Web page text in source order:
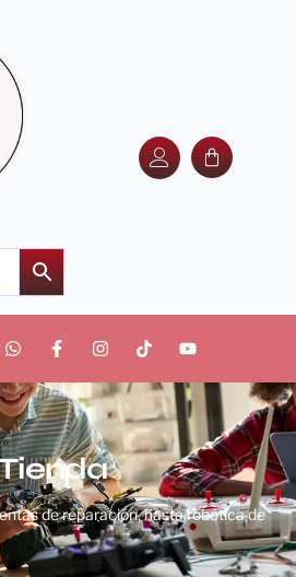
de reparación, hasta robótica de